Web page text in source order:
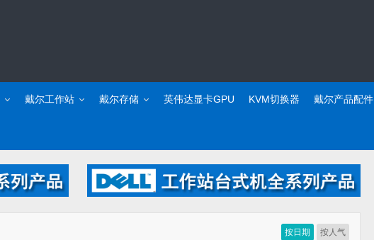
戴尔工作站 戴尔存储 英伟达显卡GPU KVM切换器 戴尔产品配件
按日期 按人气